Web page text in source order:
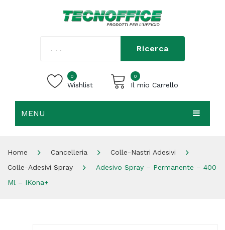
Ricerca
0
Wishlist
0
Il mio Carrello
MENU
SHOP
Home Cancelleria
Colle-Nastri Adesivi
Colle-Adesivi Spray
Adesivo Spray – Permanente – 400
Ml – IKona+